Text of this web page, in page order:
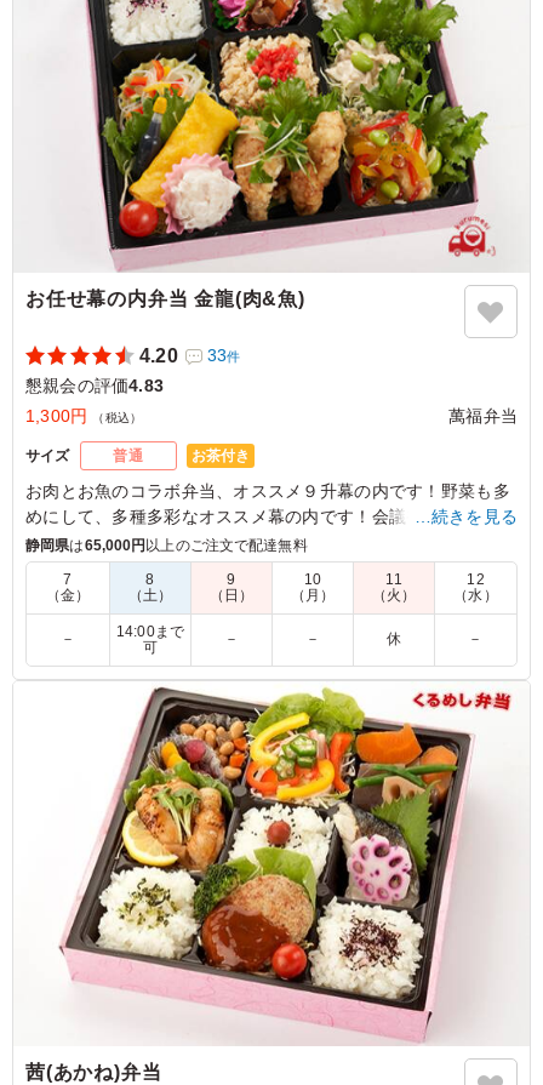
ご利用シーン：懇親会›歓送迎会
愛知県豊田市トヨタ町2022/04/28
お任せ幕の内弁当 金龍(肉&魚)
4.20 33件
懇親会の評価4.83
1,300円
（税込） 萬福弁当
サイズ 普通 お茶付き
お肉とお魚のコラボ弁当、オススメ９升幕の内です！野菜も多
めにして、多種多彩なオススメ幕の内です！会議やロケ、慶
事・仏事などおもてなしの場にご利用ください。
※仕入れ状況により、メニューが変わる場合がございます。
コープあいち くらしのサポート事業部 おはよう宅配課
冷めてもとても美味しかったです。 カレー味の春巻きは
とても珍しいと思いますが美味しく頂きました。 ご飯と
おかずのバランスが丁度良いと思いました。 今度は他の
お弁当も食べたいと思います。
ご利用シーン：懇親会›送別会
愛知県長久手市蟹原2025/06/08
…続きを見る
静岡県は65,000円 以上のご注文で配達無料
7
（金）
8
（土）
9
（日）
10
（月）
11
（火）
12
（水）
－
14:00まで
可
－ － 休 －
茜(あかね)弁当